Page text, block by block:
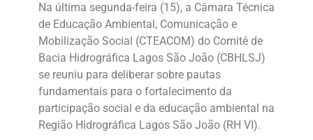
Na última segunda-feira (15), a Câmara Técnica
de Educação Ambiental, Comunicação e
Mobilização Social (CTEACOM) do Comitê de
Bacia Hidrográfica Lagos São João (CBHLSJ)
se reuniu para deliberar sobre pautas
fundamentais para o fortalecimento da
participação social e da educação ambiental na
Região Hidrográfica Lagos São João (RH VI).